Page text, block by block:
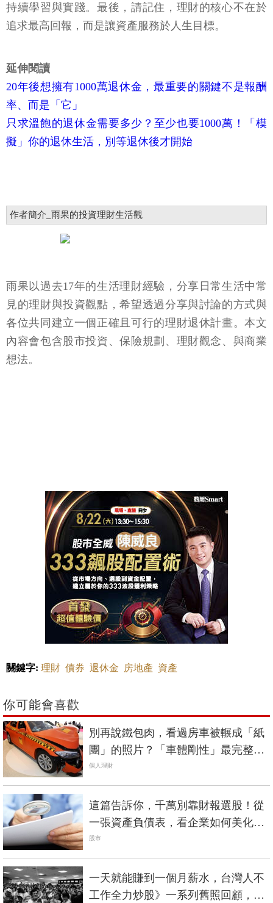
持續學習與實踐。最後，請記住，理財的核心不在於
追求最高回報，而是讓資產服務於人生目標。
延伸閱讀
20年後想擁有1000萬退休金，最重要的關鍵不是報酬
率、而是「它」
只求溫飽的退休金需要多少？至少也要1000萬！「模
擬」你的退休生活，別等退休後才開始
作者簡介_雨果的投資理財生活觀
雨果以過去17年的生活理財經驗，分享日常生活中常
見的理財與投資觀點，希望透過分享與討論的方式與
各位共同建立一個正確且可行的理財退休計畫。本文
內容會包含股市投資、保險規劃、理財觀念、與商業
想法。
關鍵字: 理財 債券 退休金 房地產 資產
你可能會喜歡
別再說鐵包肉，看過房車被輾成「紙
團」的照片？「車體剛性」最完整解
析《國產車篇》
個人理財
這篇告訴你，千萬別靠財報選股！從
一張資產負債表，看企業如何美化財
報
股市
一天就能賺到一個月薪水，台灣人不
工作全力炒股》一系列舊照回顧，台